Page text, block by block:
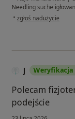
Needling suche
• w opinii użytkownika
zgłoś nadużycie
J
Polecam
podejście